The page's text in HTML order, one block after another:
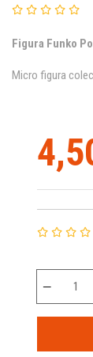
Figura Funko
Micro figura